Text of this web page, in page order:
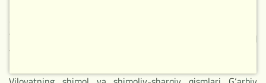
To‘ytepa, Chinoz), 15 tuman, 18 shaharcha va 146 qishloq
fuqarolari yig‘ini bor. Markazi – Toshkent shahri.